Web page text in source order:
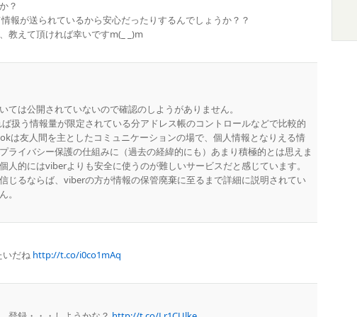
？
報が送られているから安心だったりするんでしょうか？？
教えて頂ければ幸いですm(_ _)m
ては公開されていないので確認のしようがありません。
扱う情報量が限定されている分アドレス帳のコントロールなどで比較的
は友人間を主としたコミュニケーションの場で、個人情報となりえる情
ライバシー保護の仕組みに（過去の経緯的にも）あまり積極的とは思えま
人的にはviberよりも安全に使うのが難しいサービスだと感じています。
じるならば、viberの方が情報の保管廃棄に至るまで詳細に説明されてい
。
いだね http://t.co/i0co1mAq